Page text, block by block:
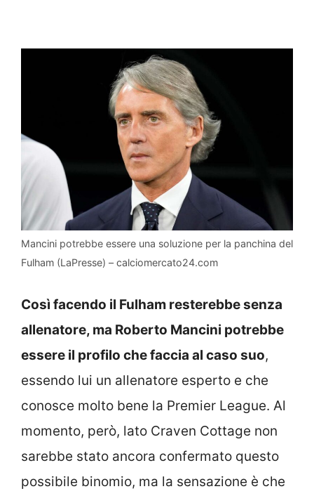
Mancini potrebbe essere una soluzione per la panchina del
Fulham (LaPresse) – calciomercato24.com
Così facendo il Fulham resterebbe senza
allenatore, ma Roberto Mancini potrebbe
essere il profilo che faccia al caso suo,
essendo lui un allenatore esperto e che
conosce molto bene la Premier League. Al
momento, però, lato Craven Cottage non
sarebbe stato ancora confermato questo
possibile binomio, ma la sensazione è che